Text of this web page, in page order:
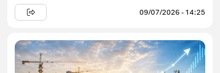
09/07/2026 - 14:25